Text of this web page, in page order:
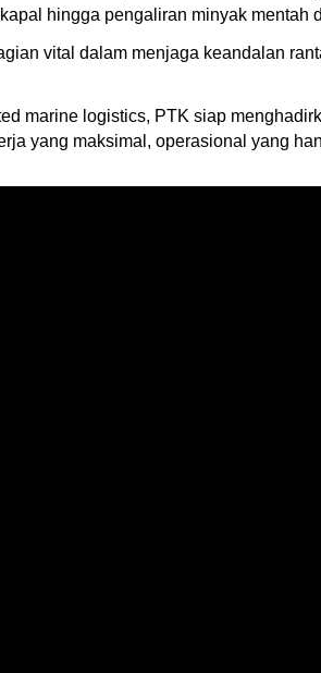
hingga pengaliran minyak mentah
vital dalam menjaga keandalan
marine logistics, PTK siap
yang maksimal, operasional yang